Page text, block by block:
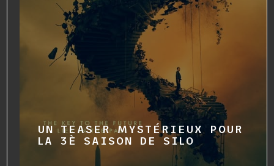
UN TEASER MYSTÉRIEUX POUR
LA 3È SAISON DE SILO